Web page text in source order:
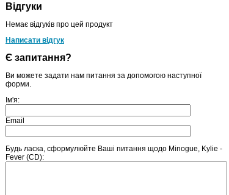
Відгуки
Немає відгуків про цей продукт
Написати відгук
Є запитання?
Ви можете задати нам питання за допомогою наступної
форми.
Ім'я:
Email
Будь ласка, сформулюйте Ваші питання щодо Minogue, Kylie -
Fever (CD):